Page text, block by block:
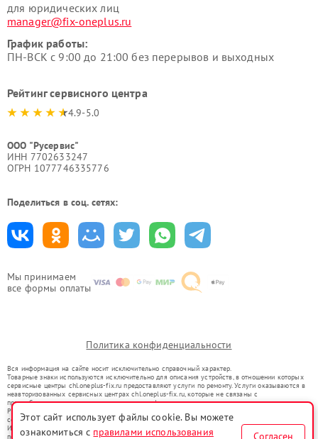
Мы принимаем
все формы оплаты
для юридических лиц
manager@fix-oneplus.ru
График работы:
ПН-ВСК с 9:00 до 21:00 без перерывов и выходных
Рейтинг сервисного центра
4.9-5.0
ООО "Русервис"
ИНН 7702633247
ОГРН 1077746335776
Поделиться в соц. сетях:
Политика конфиденциальности
Вся информация на сайте носит исключительно справочный характер.
Товарные знаки используются исключительно для описания устройств, в отношении которых
сервисные центры chl.oneplus-fix.ru предоставляют услуги по ремонту. Услуги оказываются в
неавторизованных сервисных центрах chl.oneplus-fix.ru, которые не связаны с
правообладателями товарных знаков или их официальными представителями.
Ремонт осуществляется для устройств, уже введенных в гражданский оборот в соответствии
со статьей 1487 ГК РФ.
Использование товарных знаков не преследует цели индивидуализации услуг или введения
потребителей в заблуждение, а служит для информирования о предоставляемых услугах по
Этот сайт использует файлы cookie. Вы можете
ознакомиться с правилами использования Согласен